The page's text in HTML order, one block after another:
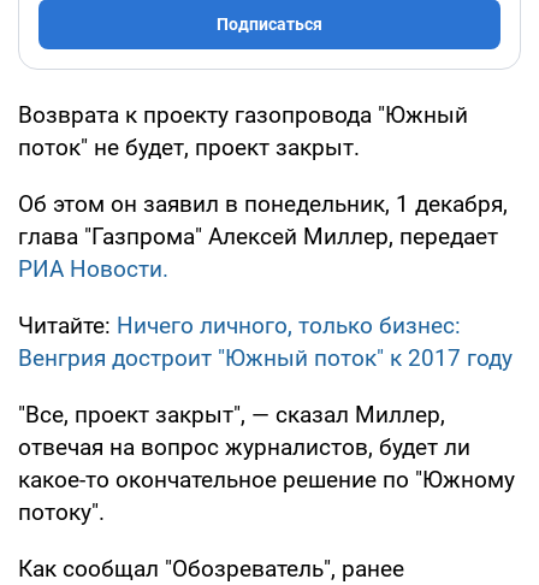
Подписаться
Возврата к проекту газопровода "Южный
поток" не будет, проект закрыт.
Об этом он заявил в понедельник, 1 декабря,
глава "Газпрома" Алексей Миллер, передает
РИА Новости.
Читайте: Ничего личного, только бизнес:
Венгрия достроит "Южный поток" к 2017 году
"Все, проект закрыт", — сказал Миллер,
отвечая на вопрос журналистов, будет ли
какое-то окончательное решение по "Южному
потоку".
Как сообщал "Обозреватель", ранее